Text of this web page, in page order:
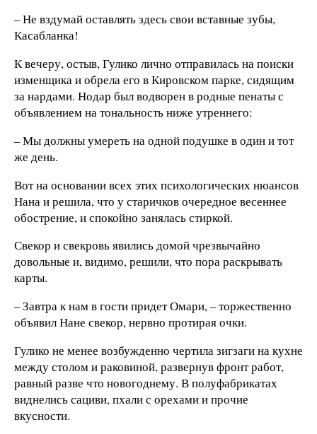
– Не вздумай оставлять здесь свои вставные зубы,
Касабланка!
К вечеру, остыв, Гулико лично отправилась на поиски
изменщика и обрела его в Кировском парке, сидящим
за нардами. Нодар был водворен в родные пенаты с
объявлением на тональность ниже утреннего:
– Мы должны умереть на одной подушке в один и тот
же день.
Вот на основании всех этих психологических нюансов
Нана и решила, что у старичков очередное весеннее
обострение, и спокойно занялась стиркой.
Свекор и свекровь явились домой чрезвычайно
довольные и, видимо, решили, что пора раскрывать
карты.
– Завтра к нам в гости придет Омари, – торжественно
объявил Нане свекор, нервно протирая очки.
Гулико не менее возбужденно чертила зигзаги на кухне
между столом и раковиной, развернув фронт работ,
равный разве что новогоднему. В полуфабрикатах
виднелись сациви, пхали с орехами и прочие
вкусности.